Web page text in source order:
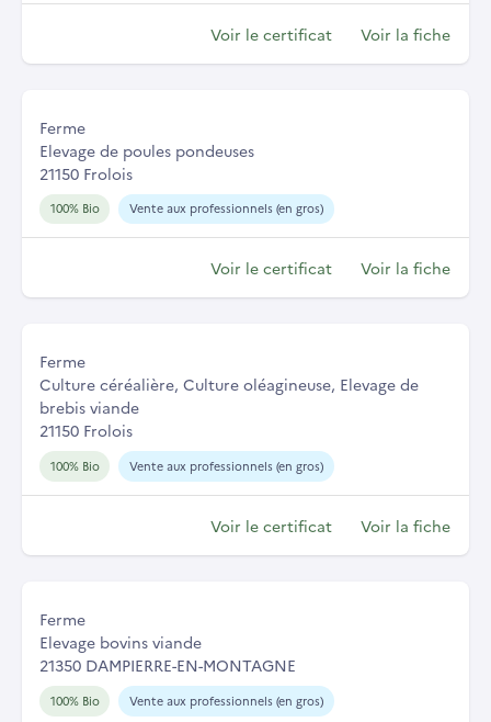
Voir le certificat Voir la fiche
Ferme
Elevage de poules pondeuses
21150 Frolois
100% Bio Vente aux professionnels (en gros)
Voir le certificat Voir la fiche
Ferme
Culture céréalière, Culture oléagineuse, Elevage de
brebis viande
21150 Frolois
100% Bio Vente aux professionnels (en gros)
Voir le certificat Voir la fiche
Ferme
Elevage bovins viande
21350 DAMPIERRE-EN-MONTAGNE
100% Bio Vente aux professionnels (en gros)